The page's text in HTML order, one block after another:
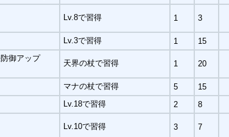
Lv.8で習得 1 3
Lv.3で習得 1 15
御アップ
天界の杖で習得 1 20
マナの杖で習得 5
15
Lv.18で習得 2 8
Lv.10で習得 3 7